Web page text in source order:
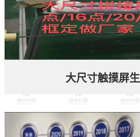
大尺寸触摸屏